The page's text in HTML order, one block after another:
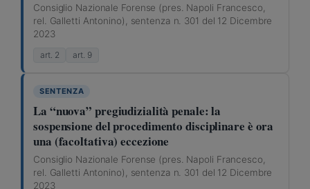
Consiglio Nazionale Forense (pres. Napoli Francesco,
rel. Galletti Antonino), sentenza n. 301 del 12 Dicembre
2023
art. 2 art. 9
SENTENZA
La “nuova” pregiudizialità penale: la
sospensione del procedimento disciplinare è ora
una (facoltativa) eccezione
Consiglio Nazionale Forense (pres. Napoli Francesco,
rel. Galletti Antonino), sentenza n. 301 del 12 Dicembre
2023